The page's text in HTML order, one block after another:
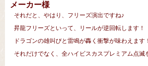
メーカー様
それだと、やはり、フリーズ演出ですね♪
昇龍フリーズといって、リールが逆回転します！
ドラゴンの雄叫びと雷鳴が轟く衝撃が味わえます！
それだけでなく、全ハイビスカスプレミアム点